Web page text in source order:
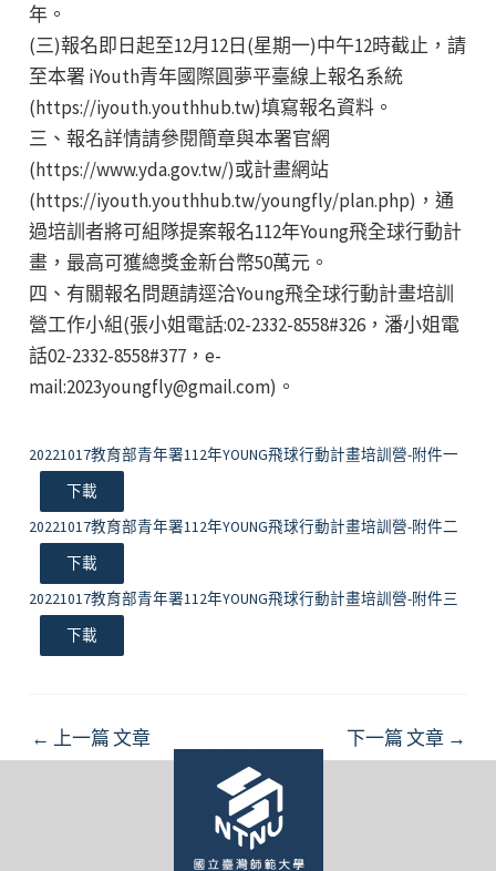
年。
(三)報名即日起至12月12日(星期一)中午12時截止，請
至本署 iYouth青年國際圓夢平臺線上報名系統
(https://iyouth.youthhub.tw)填寫報名資料。
三、報名詳情請參閱簡章與本署官網
(https://www.yda.gov.tw/)或計畫網站
(https://iyouth.youthhub.tw/youngfly/plan.php)，通
過培訓者將可組隊提案報名112年Young飛全球行動計
畫，最高可獲總獎金新台幣50萬元。
四、有關報名問題請逕洽Young飛全球行動計畫培訓
營工作小組(張小姐電話:02-2332-8558#326，潘小姐電
話02-2332-8558#377，e-
mail:2023youngfly@gmail.com)。
20221017教育部青年署112年YOUNG飛球行動計畫培訓營-附件一
下載
20221017教育部青年署112年YOUNG飛球行動計畫培訓營-附件二
下載
20221017教育部青年署112年YOUNG飛球行動計畫培訓營-附件三
下載
Post
navigation
← 上一篇 文章 下一篇 文章 →